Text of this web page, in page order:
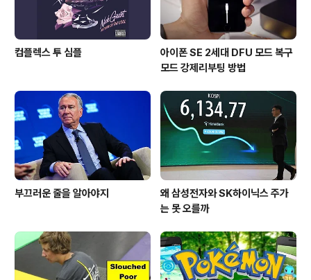
컴플렉스 투 심플
아이폰 SE 2세대 DFU 모드 복구
모드 강제리부팅 방법
부끄러운 줄을 알아야지
왜 삼성전자와 SK하이닉스 주가
는 못 오를까